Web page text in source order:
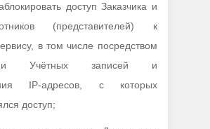
доступ Заказчика и
(представителей) к
в том числе посредством
Учётных записей и
IP-адресов, с которых
доступ;